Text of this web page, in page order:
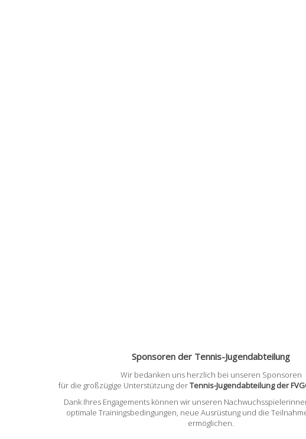
Sponsoren der Tennis-Jugendabteilung
Wir bedanken uns herzlich bei unseren Sponsoren
für die großzügige Unterstützung derTennis-Jugendabteilung der
Dank Ihres Engagements können wir unseren
optimale Trainingsbedingungen, neue Ausrüstung und die
ermöglichen.